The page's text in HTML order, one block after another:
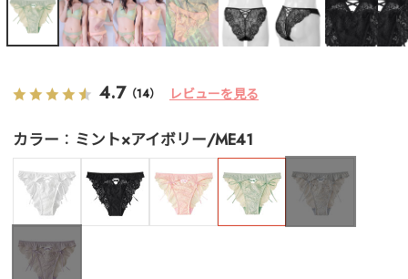
4.7 （14） レビューを見る
カラー ミント×アイボリー/ME41